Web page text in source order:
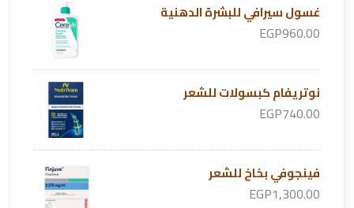
غسول سيرافي للبشرة الدهنية
EGP960.00
نوتريفام كبسولات للشعر
EGP740.00
فينجوفي بخاخ للشعر
EGP1,300.00